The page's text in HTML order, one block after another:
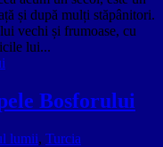
și după mulți stăpânitori.
vechi și frumoase, cu
lui...
Bosforului
lumii, Turcia